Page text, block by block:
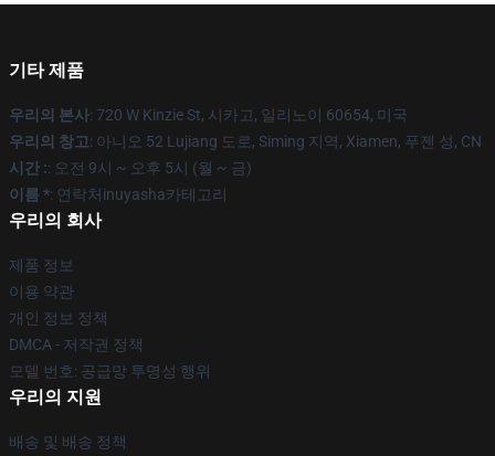
기타 제품
우리의 본사: 720 W Kinzie St, 시카고, 일리노이 60654, 미국
우리의 창고: 아니오 52 Lujiang 도로, Siming 지역, Xiamen, 푸젠 성, CN
시간 :: 오전 9시 ~ 오후 5시 (월 ~ 금)
이름 *: 연락처inuyasha카테고리
우리의 회사
제품 정보
이용 약관
개인 정보 정책
DMCA - 저작권 정책
모델 번호: 공급망 투명성 행위
우리의 지원
배송 및 배송 정책